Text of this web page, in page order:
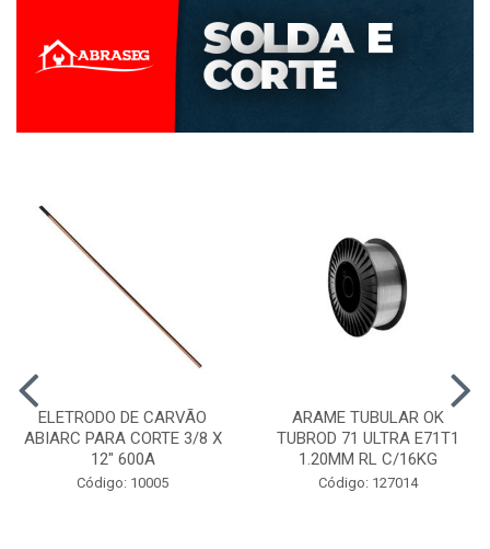
ELETRODO DE CARVÃO
ABIARC PARA CORTE 3/8 X
12" 600A
Código: 10005
ARAME TUBULAR OK
TUBROD 71 ULTRA E71T1
1.20MM RL C/16KG
Código: 127014